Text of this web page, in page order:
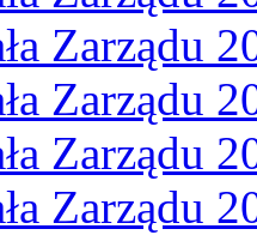
Zarządu
Zarządu
Zarządu
Zarządu